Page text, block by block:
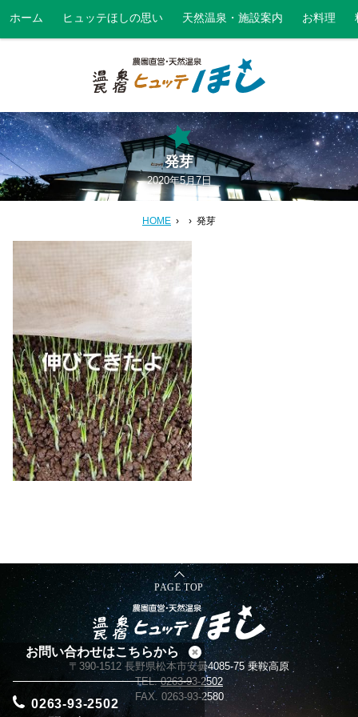
ホーム ヒュッテほしの思い 天然温泉・施設案内 お料理
発芽
2020年5月7日
HOME 発芽
PAGE TOP
〒390-1512 長野県松本市安曇4085-75 乗鞍高原
TEL.0263-93-2502
FAX. 0263-93-2580
お問い合わせはこちらから
0263-93-2502